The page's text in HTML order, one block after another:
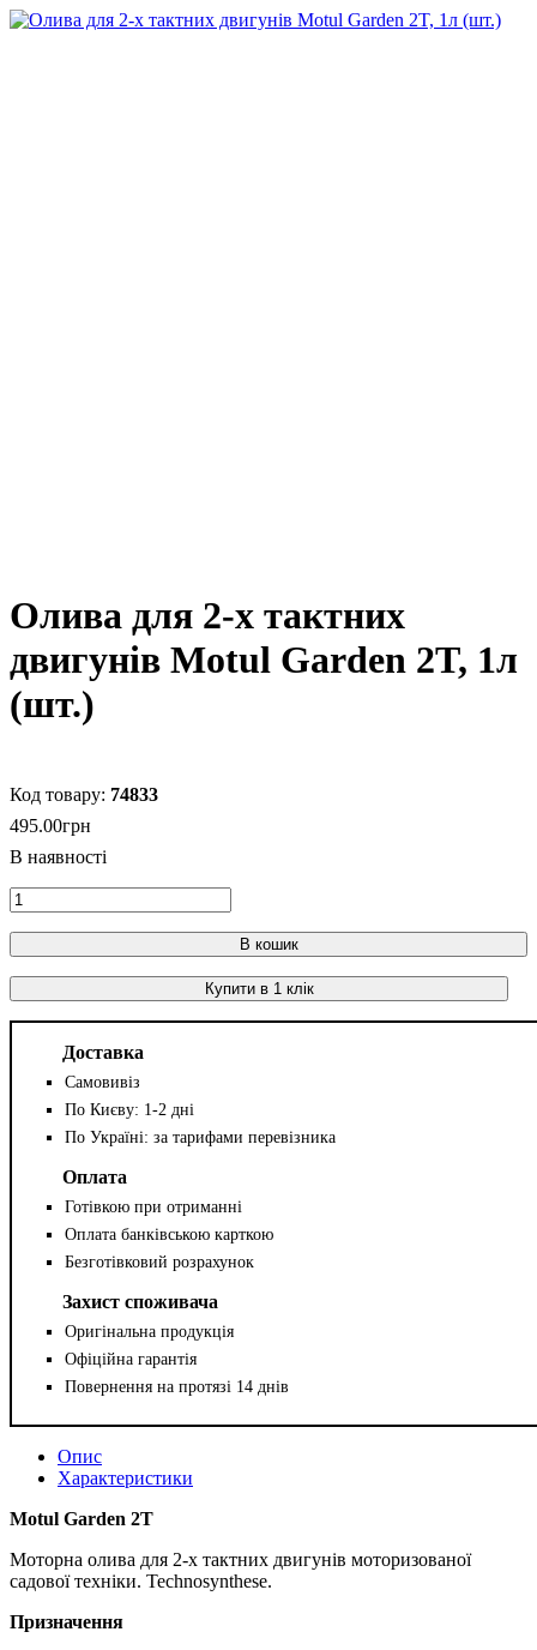
Олива для 2-х тактних
двигунів Motul Garden 2T, 1л
(шт.)
74833
495.00грн
В кошик
Купити в 1 клік
Доставка
Самовивіз
По Києву: 1-2 дні
По Україні: за тарифами перевізника
Оплата
Готівкою при отриманні
Оплата банківською карткою
Безготівковий розрахунок
Захист споживача
Оригінальна продукція
Офіційна гарантія
Повернення на протязі 14 днів
Опис
Характеристики
Motul Garden 2T
Моторна олива для 2-х тактних двигунів моторизованої
садової техніки. Technosynthese.
Призначення